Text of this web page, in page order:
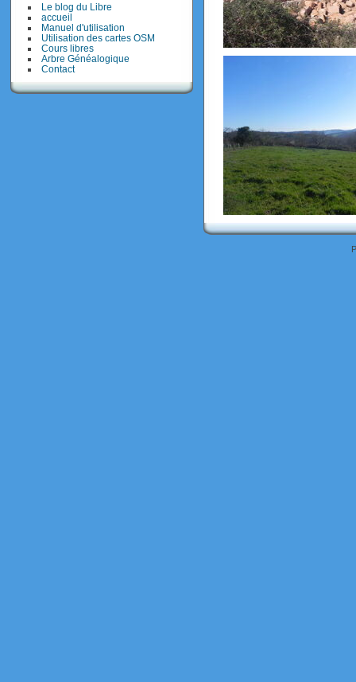
Le blog du Libre
accueil
Manuel d'utilisation
Utilisation des cartes OSM
Cours libres
Arbre Généalogique
Contact
DSCN7316
DSCN7319